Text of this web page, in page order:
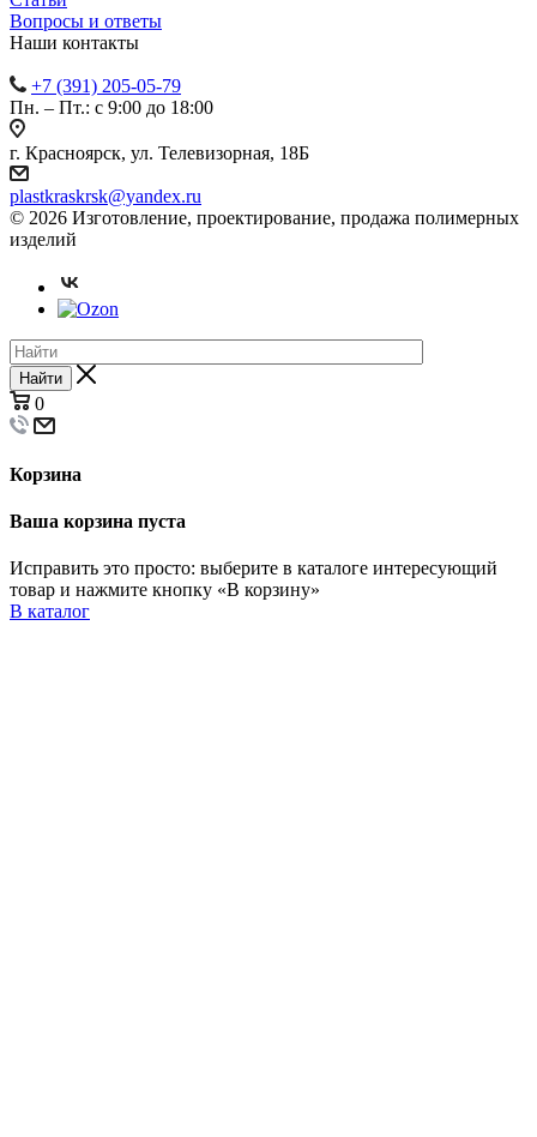
Вопросы и ответы
Наши контакты
+7 (391) 205-05-79
Пн. – Пт.: с 9:00 до 18:00
г. Красноярск, ул. Телевизорная, 18Б
plastkraskrsk@yandex.ru
© 2026 Изготовление, проектирование, продажа полимерных
изделий
Найти
0
Корзина
Ваша корзина пуста
Исправить это просто: выберите в каталоге интересующий
товар и нажмите кнопку «В корзину»
В каталог